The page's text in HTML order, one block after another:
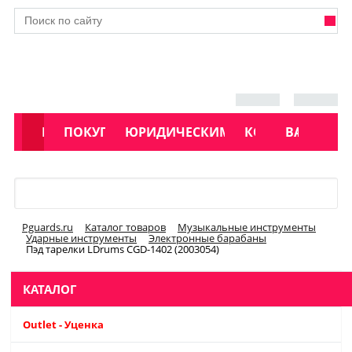
АКЦИИ
КАТАЛОГ
ПОКУПАТЕЛЯМЮРИДИЧЕСКИМ ЛИЦАМКОНТАКТЫ
УСЛУГИ
Pguards.ru Каталог товаров Музыкальные инструменты
Ударные инструменты Электронные барабаны
Пэд тарелки LDrums CGD-1402 (2003054)
КАТАЛОГ
Outlet - Уценка